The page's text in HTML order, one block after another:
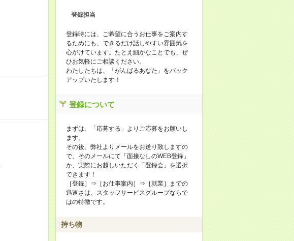
登録担当
登録時には、ご希望に合うお仕事をご案内す
るためにも、できるだけ話しやすい雰囲気を
心がけています。たとえ細かなことでも、ぜ
ひお気軽にご相談ください。
わたしたちは、「がんばるあなた」をバック
アップいたします！
登録について
まずは、「応募する」よりご応募をお願いし
ます。
その後、弊社よりメールをお送り致しますの
で、そのメールにて「面接なしのWEB登録」
か、実際にお越しいただく「登録会」を選択
できます！
［登録］⇒［お仕事案内］⇒［就業］までの
迅速さは、スタッフサービスグループならで
はの特徴です。
持ち物